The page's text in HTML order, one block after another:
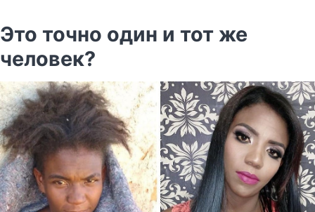
Это точно один и тот же
человек?